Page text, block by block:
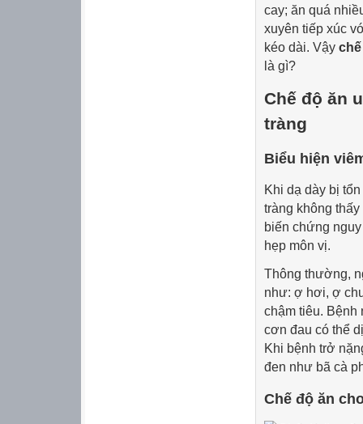
cay; ăn quá
xuyên tiếp xúc
kéo dài. Vậy
là gì?
Chế độ ăn
tràng
Biểu hiện
Khi dạ dày bị
tràng không
biến chứng
hẹp môn vị.
Thông thường,
như: ợ hơi, ợ
chậm tiêu. Bệnh
cơn đau có thể
Khi bệnh trở
đen như bã cà
Chế độ ăn